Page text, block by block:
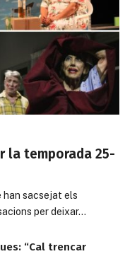
la temporada 25-
sacsejat els
per deixar…
“Cal trencar